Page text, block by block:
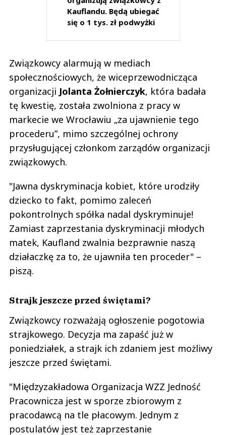
Kauflandu. Będą ubiegać
się o 1 tys. zł podwyżki
Związkowcy alarmują w mediach
społecznościowych, że wiceprzewodnicząca
organizacji Jolanta Żołnierczyk, która badała
tę kwestię, została zwolniona z pracy w
markecie we Wrocławiu „za ujawnienie tego
procederu”, mimo szczególnej ochrony
przysługującej członkom zarządów organizacji
związkowych.
"Jawna dyskryminacja kobiet, które urodziły
dziecko to fakt, pomimo zaleceń
pokontrolnych spółka nadal dyskryminuje!
Zamiast zaprzestania dyskryminacji młodych
matek, Kaufland zwalnia bezprawnie naszą
działaczkę za to, że ujawniła ten proceder" –
piszą.
Strajk jeszcze przed świętami?
Związkowcy rozważają ogłoszenie pogotowia
strajkowego. Decyzja ma zapaść już w
poniedziałek, a strajk ich zdaniem jest możliwy
jeszcze przed świętami.
"Międzyzakładowa Organizacja WZZ Jedność
Pracownicza jest w sporze zbiorowym z
pracodawcą na tle płacowym. Jednym z
postulatów jest też zaprzestanie